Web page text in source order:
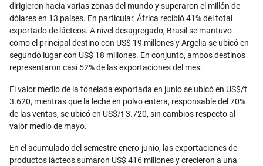
dirigieron hacia varias zonas del mundo y superaron el millón de
dólares en 13 países. En particular, África recibió 41% del total
exportado de lácteos. A nivel desagregado, Brasil se mantuvo
como el principal destino con US$ 19 millones y Argelia se ubicó en
segundo lugar con US$ 18 millones. En conjunto, ambos destinos
representaron casi 52% de las exportaciones del mes.
El valor medio de la tonelada exportada en junio se ubicó en US$/t
3.620, mientras que la leche en polvo entera, responsable del 70%
de las ventas, se ubicó en US$/t 3.720, sin cambios respecto al
valor medio de mayo.
En el acumulado del semestre enero-junio, las exportaciones de
productos lácteos sumaron US$ 416 millones y crecieron a una